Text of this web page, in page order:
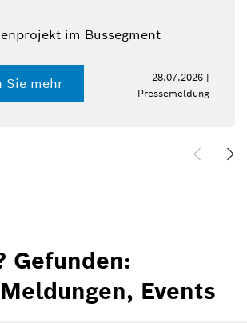
im Bussegment
Sie mehr
28.07.2026 |
Pressemeldung
Gefunden:
Events